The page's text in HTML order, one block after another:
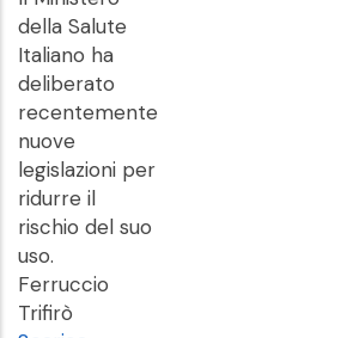
della Salute
Italiano ha
deliberato
recentemente
nuove
legislazioni per
ridurre il
rischio del suo
uso.
Ferruccio
Trifirò